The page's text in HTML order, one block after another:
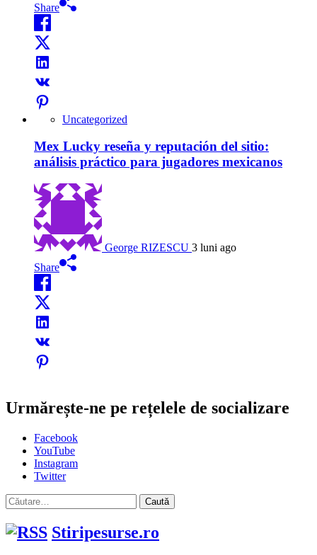
Share
Uncategorized
Mex Lucky reseña y reputación del sitio:
análisis práctico para jugadores mexicanos
George RIZESCU 3 luni ago
Share
Urmărește-ne pe rețelele de socializare
Facebook
YouTube
Instagram
Twitter
Caută
după:
Stiripesurse.ro